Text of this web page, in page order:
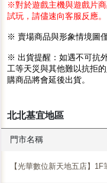
※對於遊戲主機與遊戲片
試玩，請儘速向客服反應。
※ 賣場商品與形象情境圖
※ 出貨提醒：如遇不可抗
工等天災與其他難以抗拒
購商品將會延後出貨。
北北基宜地區
門市名稱
【光華數位新天地五店】1F